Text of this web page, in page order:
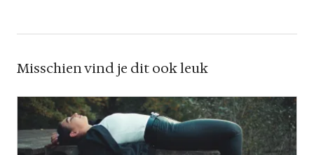
Misschien vind je dit ook leuk